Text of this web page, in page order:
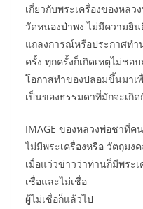
เกี่ยวกับพระเครื่องของหล
วัดหนองป่าพง ไม่มีความยิ
แถลงการณ์หรือประกาศท
ครั้ง ทุกครั้งก็เกิดเหตุไม่ช
โอกาสทำของปลอมขึ้นมาเ
เป็นของธรรมดาที่มักจะเกิ
IMAGE ของหลวงพ่อชาที่ค
ไม่มีพระเครื่องหรือ วัตถุมง
เมื่อแว่วข่าวว่าท่านก็มีพระ
เชื่อและไม่เชื่อ
ผู้ไม่เชื่อก็แล้วไป